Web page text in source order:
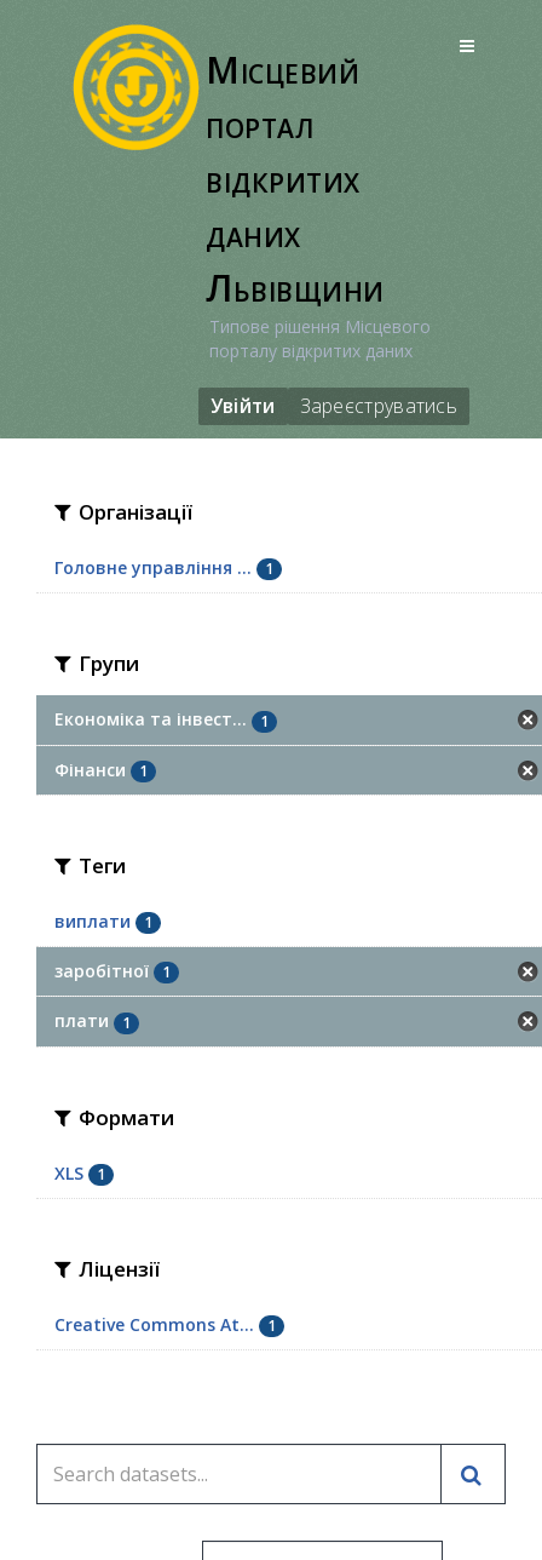
Місцевий
портал
відкритих
даних
Львівщини
Типове рішення Місцевого
порталу відкритих даних
Увійти Зареєструватись
Організації
Головне управління ... 1
Групи
Економіка та інвест... 1
Фінанси 1
Теги
виплати 1
заробітної 1
плати 1
Формати
XLS 1
Ліцензії
Creative Commons At... 1